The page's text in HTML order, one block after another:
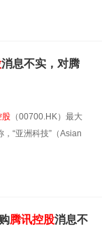
消息不实，对腾
股 （00700.HK）最大
“亚洲科技”（Asian
腾讯控股消息不